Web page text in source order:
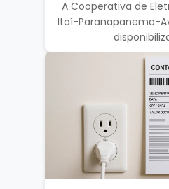
A Cooperativa de
Itaí-Paranapanema-